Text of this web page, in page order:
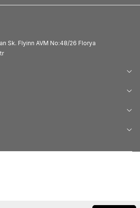
Sk. Flyinn AVM No:48/26 Florya